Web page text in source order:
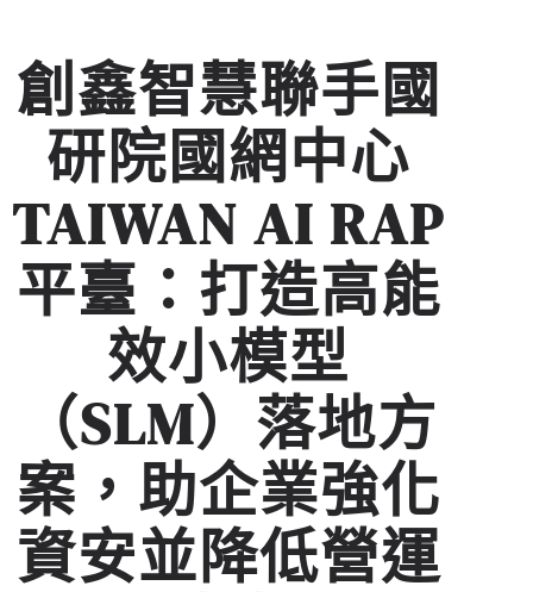
創鑫智慧聯手國
研院國網中心
TAIWAN AI RAP
平臺：打造高能
效小模型
（SLM）落地方
案，助企業強化
資安並降低營運